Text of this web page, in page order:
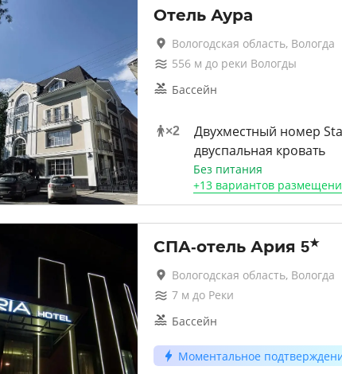
Отель Аура
Вологодская область, Вологда
556м до реки Вологды
Бассейн
×2
Двухместный номер
двуспальная кровать
Без питания
+13 вариантов
СПА-отель Ария 5★
Вологодская область, Вологда
7м до Реки
Бассейн
Моментальное